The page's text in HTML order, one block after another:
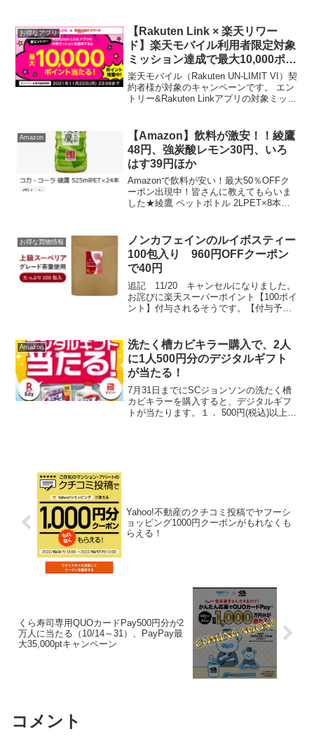
がおすすめ！ふるさと納税も買い回り対
象です。20日は楽...
お得なアプリ
【Rakuten Link × 楽天リワー
ド】楽天モバイル利用者限定対象
ミッション達成で最大10,000ポイ
ント当たる！
楽天モバイル（Rakuten UN-LIMIT VI）契
約者様が対象のキャンペーンです。 エン
トリー&Rakuten Linkアプリの対象ミッシ
す。 １．まず...
Amazon
【Amazon】飲料が激安！！綾鷹
48円、強炭酸レモン30円、いろ
はす39円ほか
Amazonで飲料が安い！最大50％OFFク
ーポン出現中！皆さんに教えてもらいま
した★綾鷹 ペットボトル 2LPET×8本
円 40％OFFい・...
お得な買物情報
ノンカフェインのルイボスティー
100包入り 960円OFFクーポン
で40円
追記 11/20 キャンセルになりました。
お詫びに楽天スーパーポイント【100ポイ
ント】付与されるそうです。【付与予定
をご確認ください。以上。Twitterでちび
う...
Amazon
洗たく槽カビキラー購入で、2人
に1人500円分のデジタルギフト
が当たる！
7月31日までにSCジョンソンの洗たく槽
カビキラーを購入すると、デジタルギフ
トが当たります。１． 500円(税込)以上購
Yahoo!不動産のクチコミ投稿でヤフーシ
ョッピング1000円クーポンがもれなくも
らえる！
くら寿司専用QUOカードPay500円分が2
万人に当たる（10/14～31）、PayPay最
大35,000ptキャンペーン
コメント